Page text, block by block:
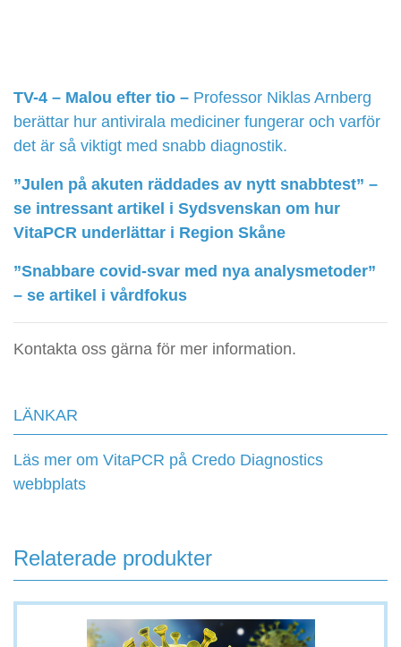
TV-4 – Malou efter tio – Professor Niklas Arnberg
berättar hur antivirala mediciner fungerar och varför
det är så viktigt med snabb diagnostik.
”Julen på akuten räddades av nytt snabbtest” –
se intressant artikel i Sydsvenskan om hur
VitaPCR underlättar i Region Skåne
”Snabbare covid-svar med nya analysmetoder”
– se artikel i vårdfokus
Kontakta oss gärna för mer information.
LÄNKAR
Läs mer om VitaPCR på Credo Diagnostics
webbplats
Relaterade produkter